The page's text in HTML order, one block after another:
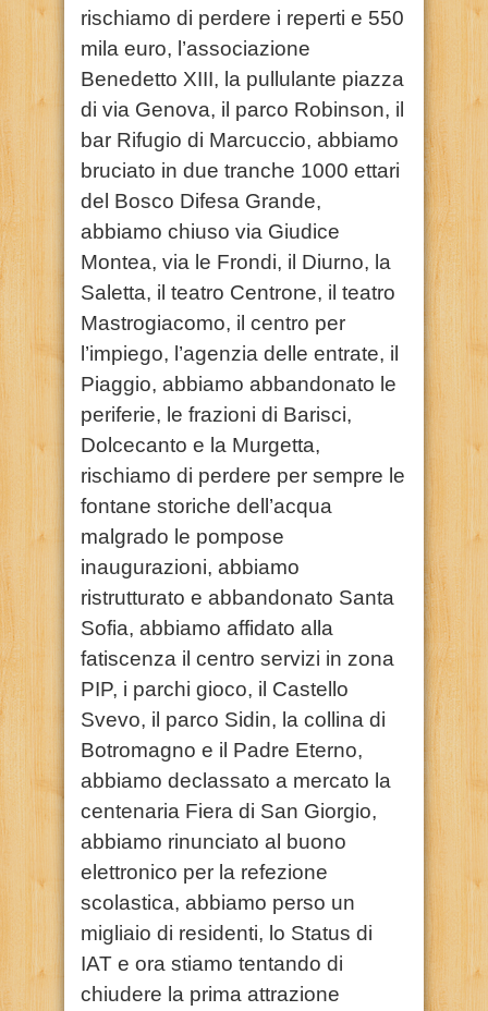
rischiamo di perdere i reperti e 550
mila euro, l’associazione
Benedetto XIII, la pullulante piazza
di via Genova, il parco Robinson, il
bar Rifugio di Marcuccio, abbiamo
bruciato in due tranche 1000 ettari
del Bosco Difesa Grande,
abbiamo chiuso via Giudice
Montea, via le Frondi, il Diurno, la
Saletta, il teatro Centrone, il teatro
Mastrogiacomo, il centro per
l’impiego, l’agenzia delle entrate, il
Piaggio, abbiamo abbandonato le
periferie, le frazioni di Barisci,
Dolcecanto e la Murgetta,
rischiamo di perdere per sempre le
fontane storiche dell’acqua
malgrado le pompose
inaugurazioni, abbiamo
ristrutturato e abbandonato Santa
Sofia, abbiamo affidato alla
fatiscenza il centro servizi in zona
PIP, i parchi gioco, il Castello
Svevo, il parco Sidin, la collina di
Botromagno e il Padre Eterno,
abbiamo declassato a mercato la
centenaria Fiera di San Giorgio,
abbiamo rinunciato al buono
elettronico per la refezione
scolastica, abbiamo perso un
migliaio di residenti, lo Status di
IAT e ora stiamo tentando di
chiudere la prima attrazione